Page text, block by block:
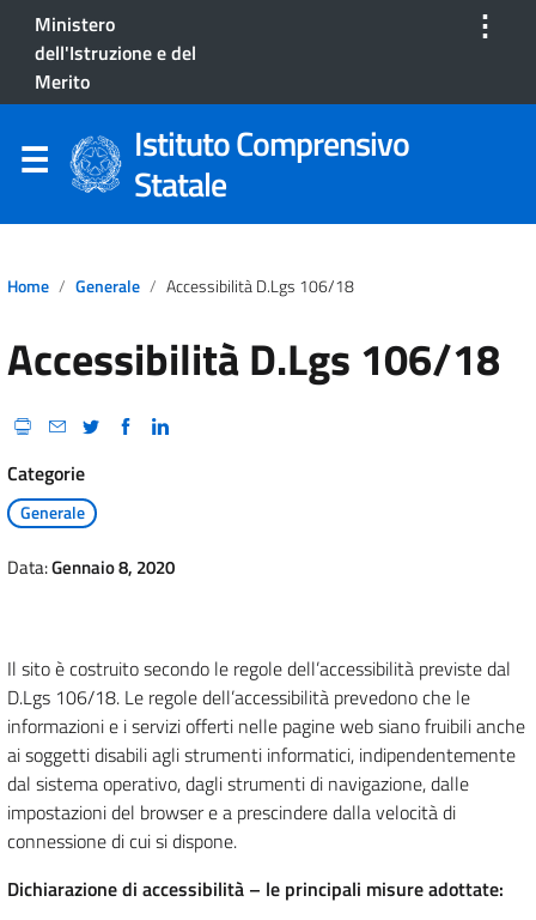
Ministero
dell'Istruzione e del
Merito
⋮
Istituto Comprensivo
Statale
Home Generale Accessibilità D.Lgs 106/18
Accessibilità D.Lgs 106/18
Categorie
Generale
Data:Gennaio 8, 2020
Il sito è costruito secondo le regole dell’accessibilità previste dal
D.Lgs 106/18. Le regole dell’accessibilità prevedono che le
informazioni e i servizi offerti nelle pagine web siano fruibili anche
ai soggetti disabili agli strumenti informatici, indipendentemente
dal sistema operativo, dagli strumenti di navigazione, dalle
impostazioni del browser e a prescindere dalla velocità di
connessione di cui si dispone.
Dichiarazione di accessibilità – le principali misure adottate: